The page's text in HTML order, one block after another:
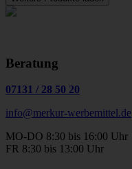
Beratung
07131 / 28 50 20
info@merkur-werbemittel.de
MO-DO 8:30 bis 16:00 Uhr
FR 8:30 bis 13:00 Uhr